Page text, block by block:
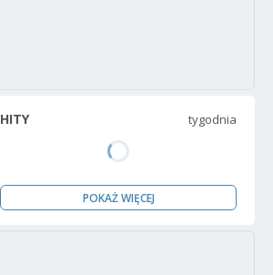
HITY tygodnia
POKAŻ WIĘCEJ